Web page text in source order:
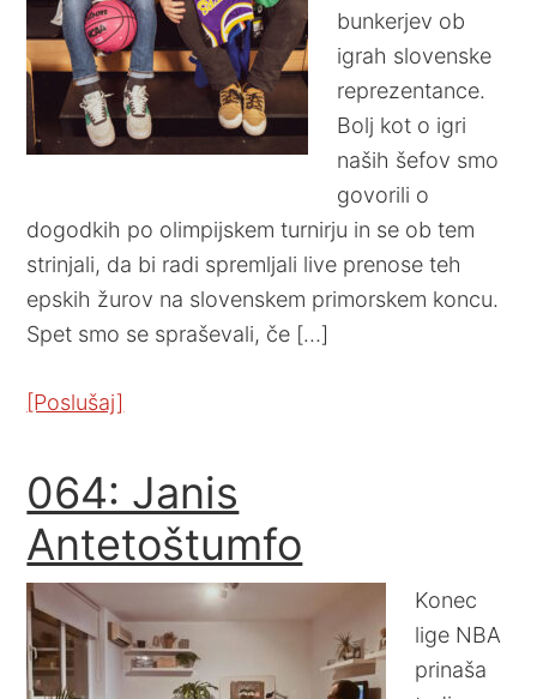
bunkerjev ob
igrah slovenske
reprezentance.
Bolj kot o igri
naših šefov smo
govorili o
dogodkih po olimpijskem turnirju in se ob tem
strinjali, da bi radi spremljali live prenose teh
epskih žurov na slovenskem primorskem koncu.
Spet smo se spraševali, če […]
[Poslušaj]
064: Janis
Antetoštumfo
Konec
lige NBA
prinaša